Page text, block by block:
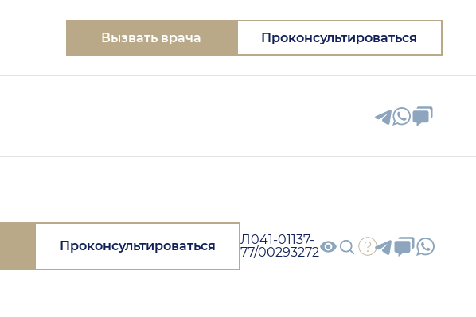
Вызвать врача Проконсультироваться
Проконсультироваться
Л041-01137-
77/00293272